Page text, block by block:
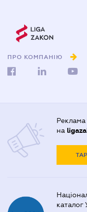
ПРО КОМПАНІЮ
Реклама
на
каталог